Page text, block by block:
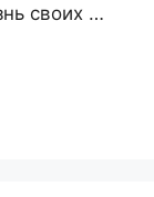
своих …